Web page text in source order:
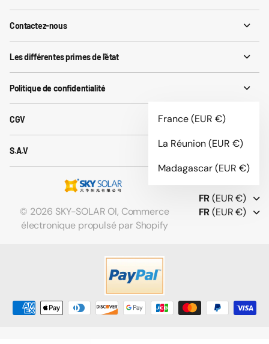
Contactez-nous
Les différentes primes de l'état
Politique de confidentialité
CGV
S.A.V
© 2026 SKY-SOLAR OI, Commerce
électronique propulsé par Shopify
FR(EUR €)
FR(EUR €)
France(EUR €)
La Réunion(EUR €)
Madagascar(EUR €)